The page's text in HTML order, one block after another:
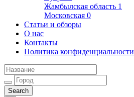
Жамбылская область 1
Московская 0
Статьи и обзоры
О нас
Контакты
Политика конфиденциальности